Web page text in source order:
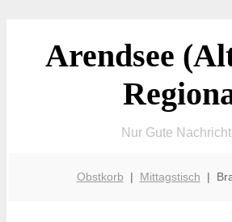
Arendsee
Nur Gute
Obstkorb | Mittagstisch |